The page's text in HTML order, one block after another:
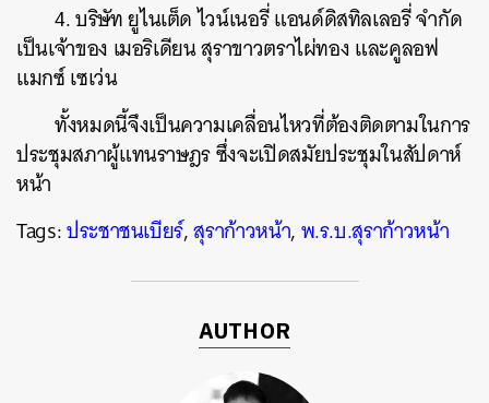
4. บริษัท ยูไนเต็ด ไวน์เนอรี่ แอนด์ดิสทิลเลอรี่ จำกัด
เป็นเจ้าของ เมอริเดียน สุราขาวตราไผ่ทอง และคูลอฟ
แมกซ์ เซเว่น
ทั้งหมดนี้จึงเป็นความเคลื่อนไหวที่ต้องติดตามในการ
ประชุมสภาผู้แทนราษฎร ซึ่งจะเปิดสมัยประชุมในสัปดาห์
หน้า
Tags:ประชาชนเบียร์,สุราก้าวหน้า,พ.ร.บ.สุราก้าวหน้า
AUTHOR